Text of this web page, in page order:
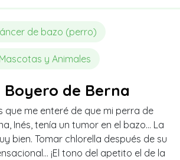
de bazo (perro)
Mascotas y Animales
Boyero de Berna
que me enteré de que mi perra de
Inés, tenía un tumor en el bazo… La
bien. Tomar chlorella después de su
¡El tono del apetito el de la